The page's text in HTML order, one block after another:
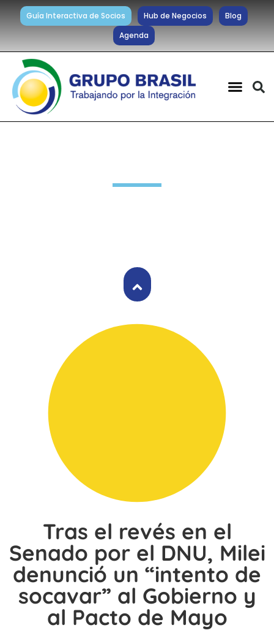
Guía Interactiva de Socios Hub de Negocios
Blog
Agenda
Tras el revés en el
Senado por el DNU, Milei
denunció un “intento de
socavar” al Gobierno y
al Pacto de Mayo